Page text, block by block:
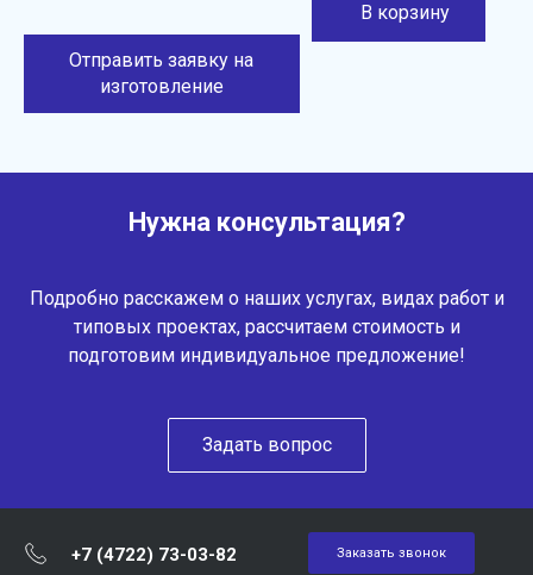
Отправить заявку на
изготовление
В корзину
Нужна консультация?
Подробно расскажем о наших услугах, видах работ и
типовых проектах, рассчитаем стоимость и
подготовим индивидуальное предложение!
Задать вопрос
+7 (4722) 73-03-82 Заказать звонок